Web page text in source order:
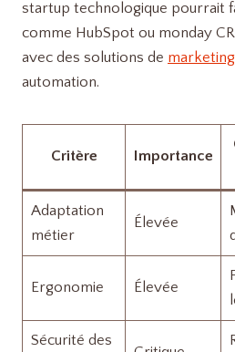
startup technologique pourrait
comme HubSpot ou monday
avec des solutions de
automation.
Critère Importance
Adaptation
métier
Élevée
Ergonomie Élevée
Sécurité des